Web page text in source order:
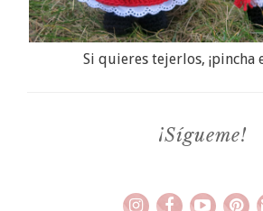
Si quieres tejerlos, ¡pincha
¡Sígueme!